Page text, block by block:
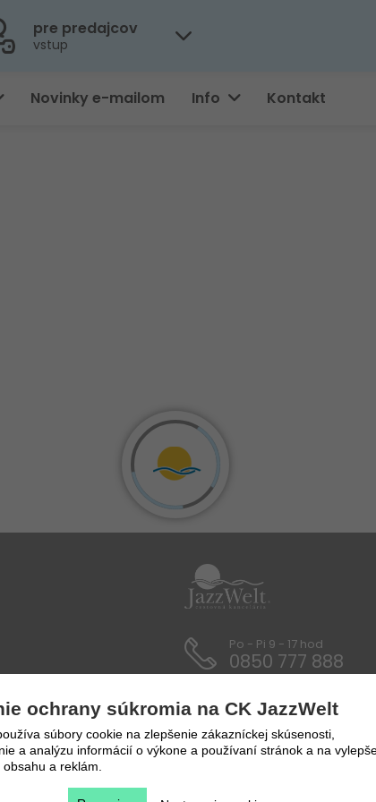
pre predajcov
vstup
Novinky e-mailom Info Kontakt
podmienky
Po - Pi 9 - 17 hod
0850 777 888
ochrany súkromia na CK JazzWelt
súbory cookie na zlepšenie zákazníckej skúsenosti,
a analýzu informácií o výkone a používaní stránok a na
a reklám.